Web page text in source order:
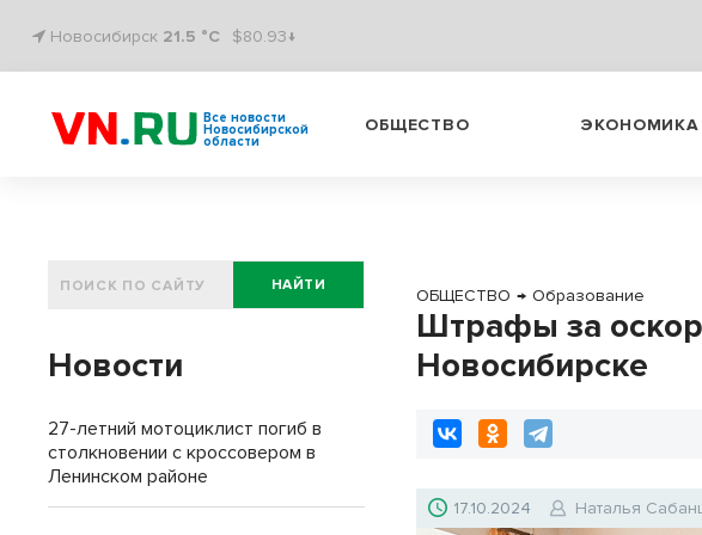
Новосибирск 21.5 °C $80.93↓
Все новости
Новосибирской
области
ОБЩЕСТВО ЭКОНОМИКА
ОБЩЕСТВО → Образование
Штрафы за
Новосибирске
17.10.2024 Наталья
НАЙТИ
Новости
27-летний мотоциклист погиб в
столкновении с кроссовером в
Ленинском районе